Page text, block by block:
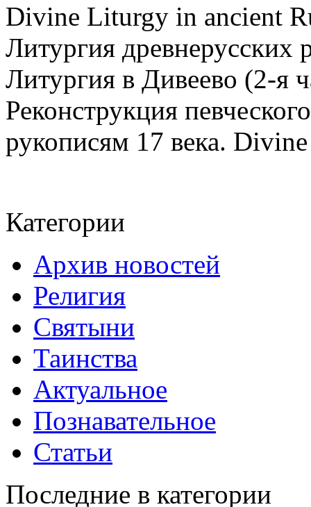
Divine Liturgy in ancient
Литургия древнерусских
Литургия в Дивеево (2-я
Реконструкция
рукописям 17 века.
Категории
Архив новостей
Религия
Святыни
Таинства
Актуальное
Познавательное
Статьи
Последние в категории